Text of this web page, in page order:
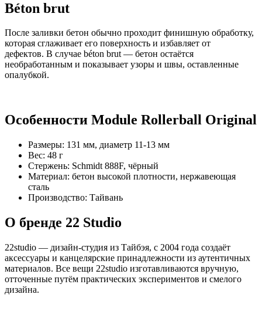
Béton brut
После заливки бетон обычно проходит финишную обработку,
которая сглаживает его поверхность и избавляет от
дефектов. В случае béton brut — бетон остаётся
необработанным и показывает узоры и швы, оставленные
опалубкой.
Особенности Module Rollerball Original
Размеры: 131 мм, диаметр 11-13 мм
Вес: 48 г
Стержень: Schmidt 888F, чёрный
Материал: бетон высокой плотности, нержавеющая
сталь
Производство: Тайвань
О бренде 22 Studio
22studio — дизайн-студия из Тайбэя, с 2004 года создаёт
аксессуары и канцелярские принадлежности из аутентичных
материалов. Все вещи 22studio изготавливаются вручную,
отточенные путём практических экспериментов и смелого
дизайна.